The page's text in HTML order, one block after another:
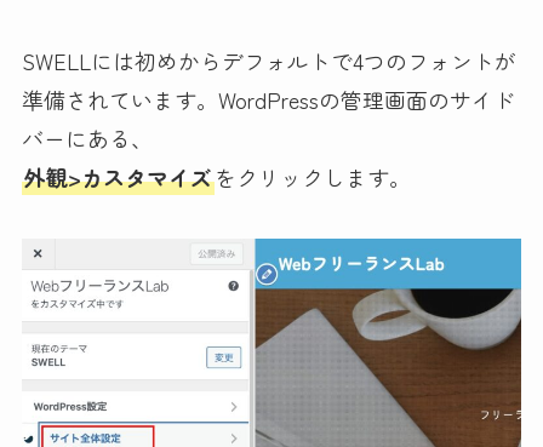
SWELLには初めからデフォルトで4つのフォントが
準備されています。WordPressの管理画面のサイド
バーにある、
外観>カスタマイズをクリックします。